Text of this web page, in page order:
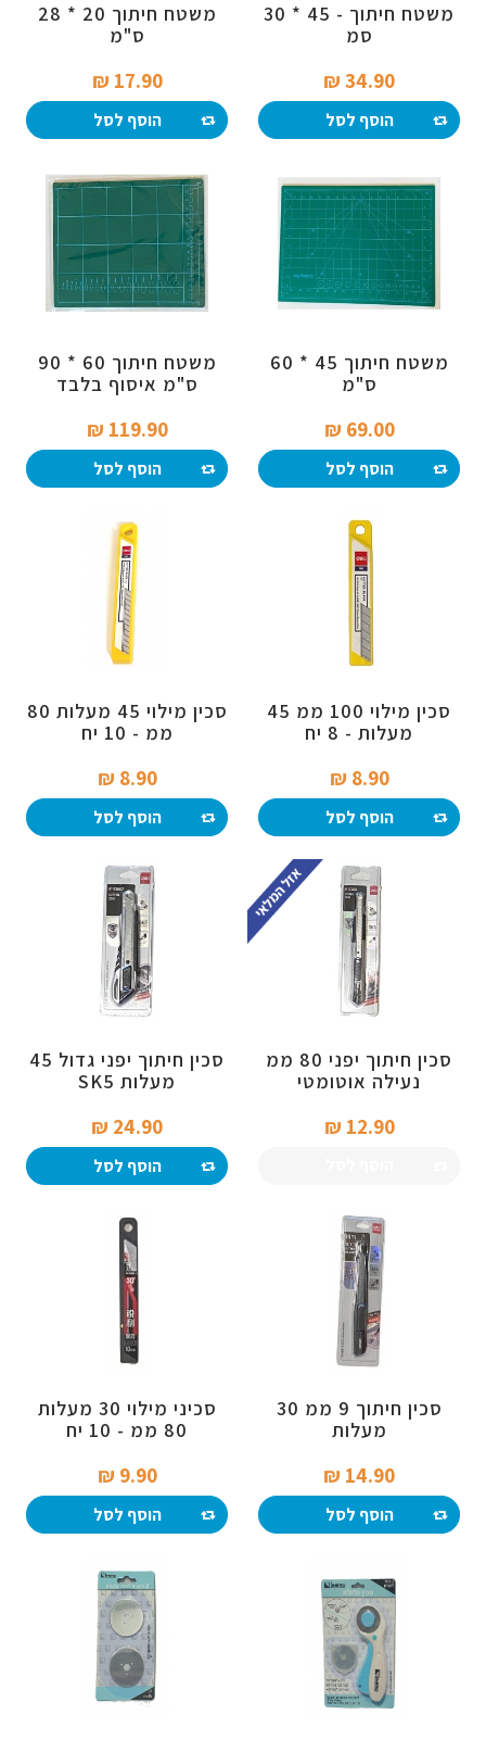
משטח חיתוך - 45 * 30
סמ
34.90 ₪‎
הוסף לסל
משטח חיתוך 20 * 28
ס"מ
17.90 ₪‎
הוסף לסל
משטח חיתוך 45 * 60
ס"מ
69.00 ₪‎
הוסף לסל
משטח חיתוך 60 * 90
ס"מ איסוף בלבד
119.90 ₪‎
הוסף לסל
סכין מילוי 100 ממ 45
מעלות - 8 יח
8.90 ₪‎
הוסף לסל
סכין מילוי 45 מעלות 80
ממ - 10 יח
8.90 ₪‎
הוסף לסל
סכין חיתוך יפני 80 ממ
נעילה אוטומטי
12.90 ₪‎
סכין חיתוך יפני גדול 45
מעלות SK5
24.90 ₪‎
הוסף לסל
סכין חיתוך 9 ממ 30
מעלות
14.90 ₪‎
הוסף לסל
סכיני מילוי 30 מעלות
80 ממ - 10 יח
9.90 ₪‎
הוסף לסל